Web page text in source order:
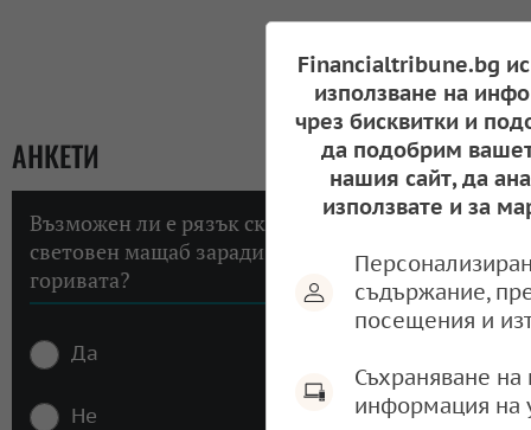
АНКЕТИ
Възможен ли е рязък скок на инфлацията в
световен мащаб заради високите цени на
горивата?
Да
Не
Financialtribune.bg
използване на
чрез бисквитки и
да подобрим
нашия сайт, да
използвате и за
съдържание,
посещения и
Съхраняване
информация на